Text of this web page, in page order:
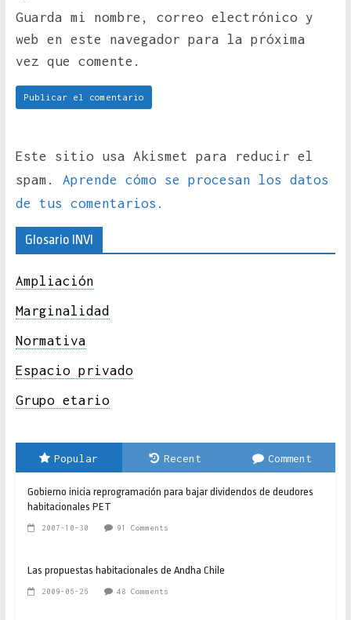
Guarda mi nombre, correo electrónico y
web en este navegador para la próxima
vez que comente.
Este sitio usa Akismet para reducir el
spam. Aprende cómo se procesan los datos
de tus comentarios.
Glosario INVI
Ampliación
Marginalidad
Normativa
Espacio privado
Grupo etario
Popular Recent Comment
Gobierno inicia reprogramación para bajar dividendos de deudores
habitacionales PET
2007-10-30 91 Comments
Las propuestas habitacionales de Andha Chile
2009-06-26 48 Comments